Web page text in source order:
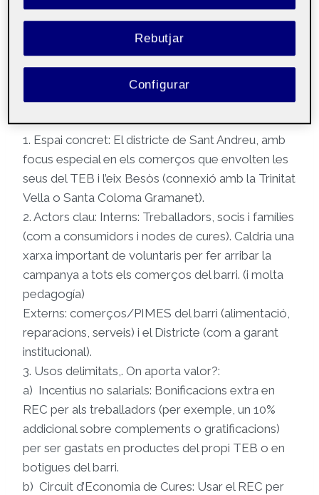
Estratègia marc operatiu
Per tal que la moneda social aporti valor sense
tensionar la missió productiva de la cooperativa,
delimitem la proposta:
1. Espai concret: El districte de Sant Andreu, amb
focus especial en els comerços que envolten les
seus del TEB i l’eix Besòs (connexió amb la Trinitat
Vella o Santa Coloma Gramanet).
2. Actors clau: Interns: Treballadors, socis i famílies
(com a consumidors i nodes de cures). Caldria una
xarxa important de voluntaris per fer arribar la
campanya a tots els comerços del barri. (i molta
pedagogía)
Externs: comerços/PIMES del barri (alimentació,
reparacions, serveis) i el Districte (com a garant
institucional).
3. Usos delimitats,. On aporta valor?:
a) Incentius no salarials: Bonificacions extra en
REC per als treballadors (per exemple, un 10%
addicional sobre complements o gratificacions)
per ser gastats en productes del propi TEB o en
botigues del barri.
b) Circuit d’Economia de Cures: Usar el REC per
Rebutjar
Configurar